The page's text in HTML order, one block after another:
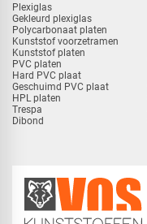
Plexiglas
Gekleurd plexiglas
Polycarbonaat platen
Kunststof voorzetramen
Kunststof platen
PVC platen
Hard PVC plaat
Geschuimd PVC plaat
HPL platen
Trespa
Dibond